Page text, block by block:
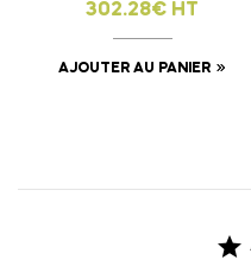
302.28€ HT
AJOUTER AU PANIER
